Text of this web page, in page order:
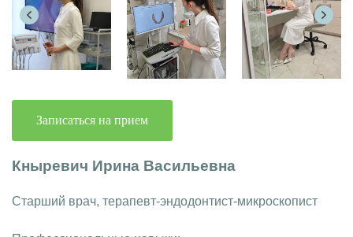
Записаться на прием
Кныревич Ирина Васильевна
Старший врач, терапевт-эндодонтист-микроскопист